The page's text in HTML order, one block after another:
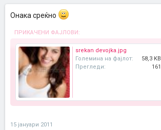
Онака среќно
ПРИКАЧЕНИ ФАЈЛОВИ:
srekan devojka.jpg
Големина на фајлот:
58,3 KB
Прегледи:
161
15 јануари 2011